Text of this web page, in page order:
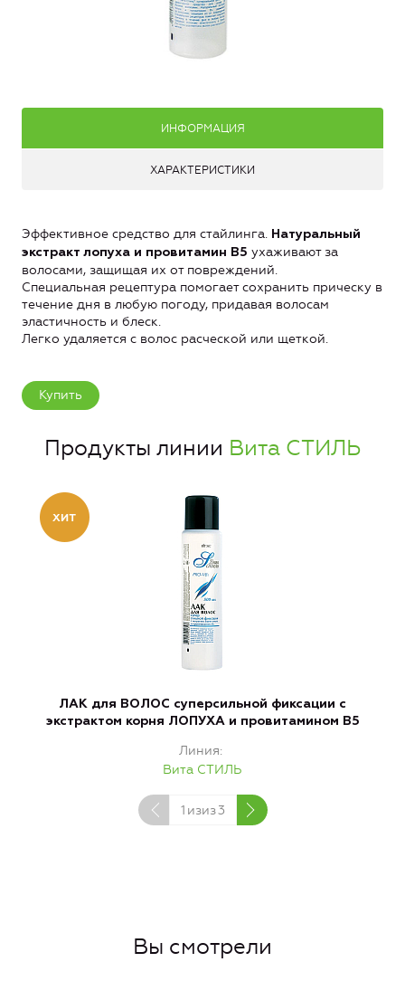
ИНФОРМАЦИЯ
ХАРАКТЕРИСТИКИ
Эффективное средство для стайлинга. Натуральный
экстракт лопуха и провитамин В5 ухаживают за
волосами, защищая их от повреждений.
Специальная рецептура помогает сохранить прическу в
течение дня в любую погоду, придавая волосам
эластичность и блеск.
Легко удаляется с волос расческой или щеткой.
Купить
Продукты линии Вита СТИЛЬ
ЛАК для ВОЛОС суперсильной фиксации с
экстрактом корня ЛОПУХА и провитамином В5
Линия
Вита СТИЛЬ
1 изиз3
Вы смотрели